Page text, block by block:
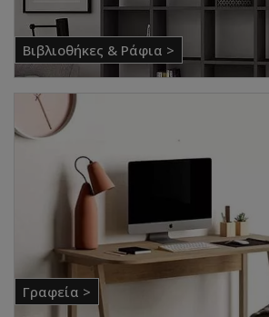
Βιβλιοθήκες & Ράφια >
Γραφεία >